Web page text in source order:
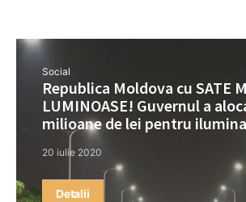
Social
Republica Moldova cu SATE
LUMINOASE! Guvernul a
milioane de lei pentru
20 iulie 2020
Detalii